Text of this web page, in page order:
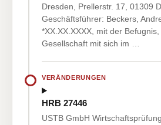
Dresden, Prellerstr. 17, 01309
Geschäftsführer: Beckers,
*XX.XX.XXXX, mit der
Gesellschaft mit sich im …
VERÄNDERUNGEN
HRB 27446
USTB GmbH